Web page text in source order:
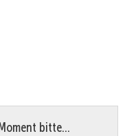
bitte…